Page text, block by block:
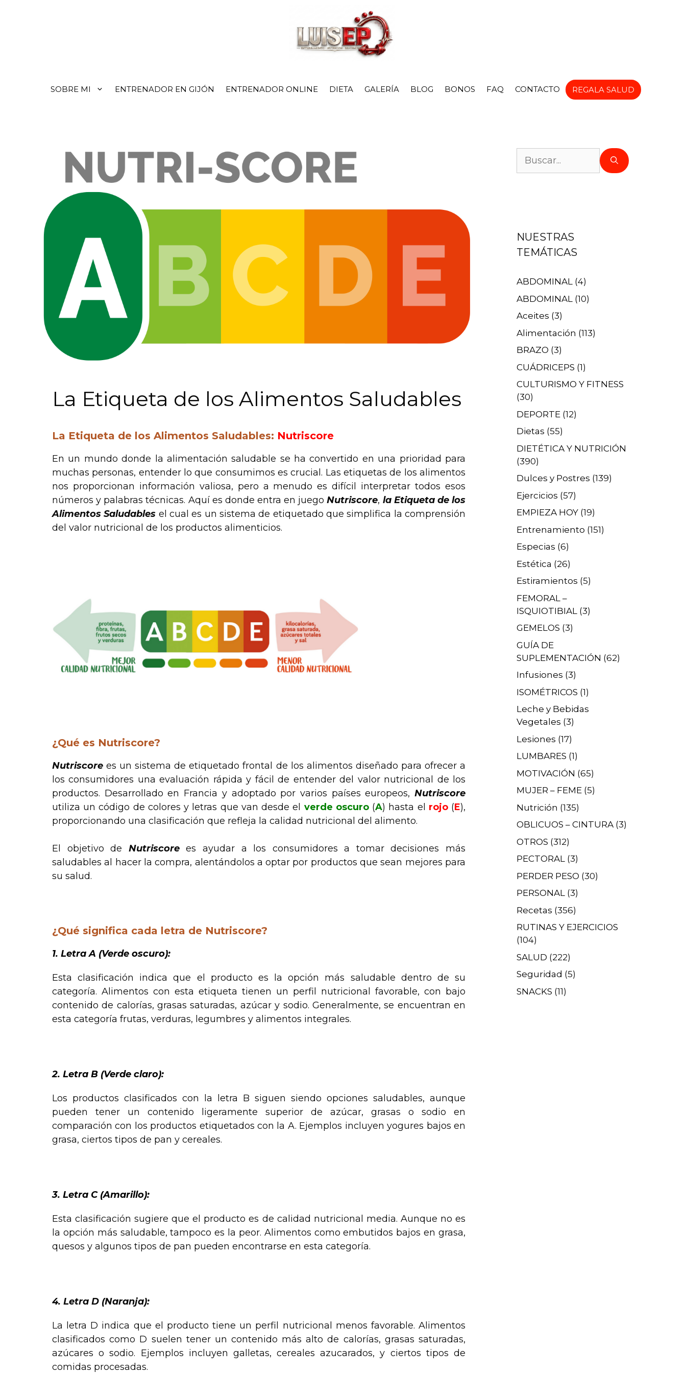
SOBRE MI ENTRENADOR EN GIJÓN ENTRENADOR ONLINE DIETA GALERÍA BLOG BONOS FAQ CONTACTO REGALA SALUD
La Etiqueta de los Alimentos Saludables
La Etiqueta de los Alimentos Saludables: Nutriscore
En un mundo donde la alimentación saludable se ha convertido en una prioridad para
muchas personas, entender lo que consumimos es crucial. Las etiquetas de los alimentos
nos proporcionan información valiosa, pero a menudo es difícil interpretar todos esos
números y palabras técnicas. Aquí es donde entra en juegoNutriscore, la Etiqueta de los
Alimentos Saludables el cual es un sistema de etiquetado que simplifica la comprensión
del valor nutricional de los productos alimenticios.
¿Qué es Nutriscore?
Nutriscore es un sistema de etiquetado frontal de los alimentos diseñado para ofrecer a
los consumidores una evaluación rápida y fácil de entender del valor nutricional de los
productos. Desarrollado en Francia y adoptado por varios países europeos, Nutriscore
utiliza un código de colores y letras que van desde el verde oscuro(A) hasta el rojo(E),
proporcionando una clasificación que refleja la calidad nutricional del alimento.
El objetivo de Nutriscorees ayudar a los consumidores a tomar decisiones más
saludables al hacer la compra, alentándolos a optar por productos que sean mejores para
su salud.
¿Qué significa cada letra de Nutriscore?
1. Letra A (Verde oscuro):
Esta clasificación indica que el producto es la opción más saludable dentro de su
categoría. Alimentos con esta etiqueta tienen un perfil nutricional favorable, con bajo
contenido de calorías, grasas saturadas, azúcar y sodio. Generalmente, se encuentran en
esta categoría frutas, verduras, legumbres y alimentos integrales.
2. Letra B (Verde claro):
Los productos clasificados con la letra B siguen siendo opciones saludables, aunque
pueden tener un contenido ligeramente superior de azúcar, grasas o sodio en
comparación con los productos etiquetados con la A. Ejemplos incluyen yogures bajos en
grasa, ciertos tipos de pan y cereales.
3. Letra C (Amarillo):
Esta clasificación sugiere que el producto es de calidad nutricional media. Aunque no es
la opción más saludable, tampoco es la peor. Alimentos como embutidos bajos en grasa,
quesos y algunos tipos de pan pueden encontrarse en esta categoría.
4. Letra D (Naranja):
La letra D indica que el producto tiene un perfil nutricional menos favorable. Alimentos
clasificados como D suelen tener un contenido más alto de calorías, grasas saturadas,
azúcares o sodio. Ejemplos incluyen galletas, cereales azucarados, y ciertos tipos de
comidas procesadas.
NUESTRAS
TEMÁTICAS
ABDOMINAL (4)
ABDOMINAL (10)
Aceites (3)
Alimentación (113)
BRAZO (3)
CUÁDRICEPS (1)
CULTURISMO Y FITNESS
(30)
DEPORTE (12)
Dietas (55)
DIETÉTICA Y NUTRICIÓN
(390)
Dulces y Postres (139)
Ejercicios (57)
EMPIEZA HOY (19)
Entrenamiento (151)
Especias (6)
Estética (26)
Estiramientos (5)
FEMORAL –
ISQUIOTIBIAL (3)
GEMELOS (3)
GUÍA DE
SUPLEMENTACIÓN (62)
Infusiones (3)
ISOMÉTRICOS (1)
Leche y Bebidas
Vegetales (3)
Lesiones (17)
LUMBARES (1)
MOTIVACIÓN (65)
MUJER – FEME (5)
Nutrición (135)
OBLICUOS – CINTURA (3)
OTROS (312)
PECTORAL (3)
PERDER PESO (30)
PERSONAL (3)
Recetas (356)
RUTINAS Y EJERCICIOS
(104)
SALUD (222)
Seguridad (5)
SNACKS (11)